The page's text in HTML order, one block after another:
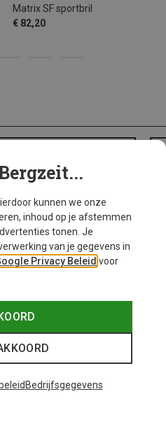
Matrix SF sportbril
€ 82,20
kunnen we onze
inhoud op je afstemmen
tonen. Je
van je gegevens in
Privacy Beleid voor
Bedrijfsgegevens